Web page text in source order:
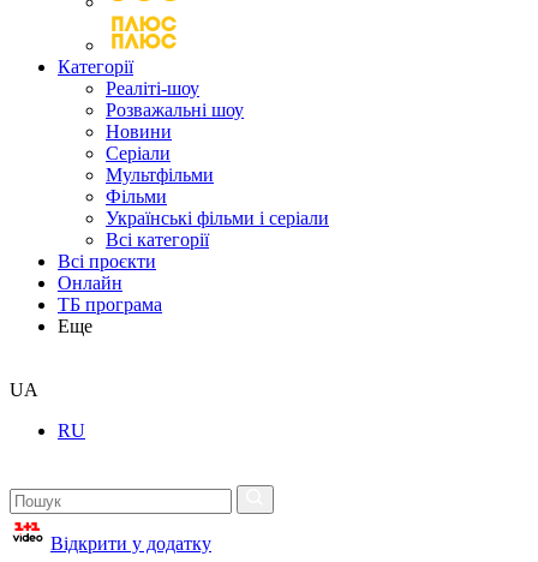
Категорії
Реаліті-шоу
Розважальні шоу
Новини
Серіали
Мультфільми
Фільми
Українські фільми і серіали
Всі категорії
Всі проєкти
Онлайн
ТБ програма
Еще
UA
RU
Відкрити у додатку